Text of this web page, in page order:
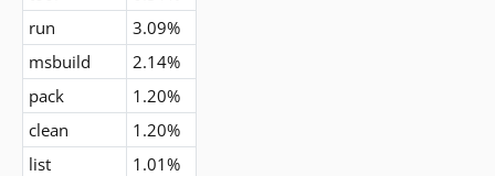
run
3.09%
msbuild
2.14%
pack
1.20%
clean
1.20%
list
1.01%